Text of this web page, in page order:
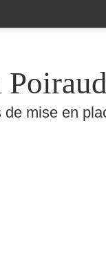
Poiraud
mise en